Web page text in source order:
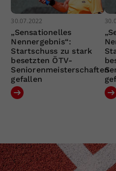
30.07.2022
„Sensationelles
Nennergebnis“:
Startschuss zu stark
besetzten ÖTV-
Seniorenmeisterschaften
gefallen